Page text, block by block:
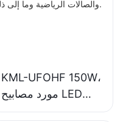
KML-UFOHF 150W،
مورد مصابيح LED
عالية الإضاءة للإضاءة